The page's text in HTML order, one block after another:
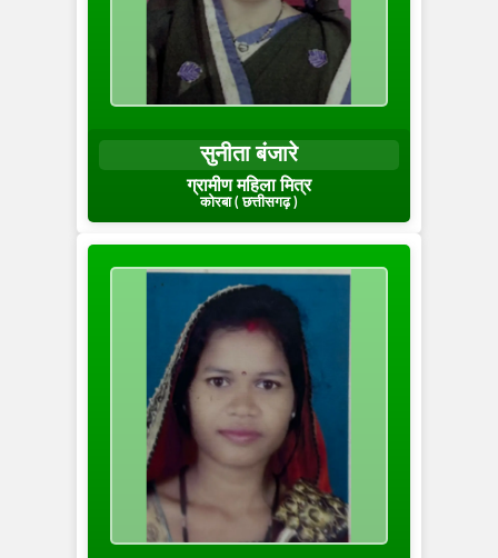
सुनीता बंजारे
ग्रामीण महिला मित्र
कोरबा ( छत्तीसगढ़ )